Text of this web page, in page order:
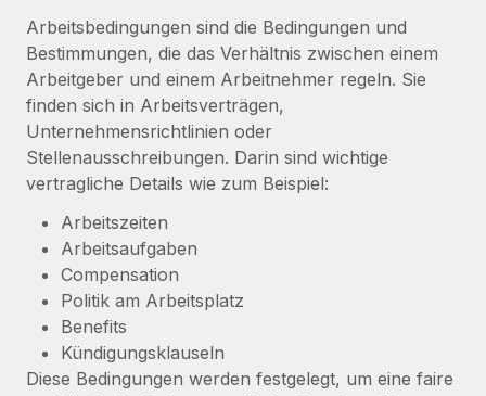
Freelancer:innen
PEO
Auslagern von komplexen HR-Aufgaben
INFRASTRUKTUR
Plattform
Integrierte HR-Kernfunktionen für dein Team
Verknüpfen Neu
Verknüpfung beliebiger KI-Tools mit Remote über unser
WACHSTUMSPHASE
Startups
Agile HR- und Payroll-Lösungen für wachsende
Unternehmen
Mittelstand
Maßgeschneiderte HR-Lösungen, um Teams zu
vergrößern
Enterprise
Globale HR für Konzerne und Großunternehmen
PARTNER WERDEN
Gesamtbeschäftigungskosten
Honorarzahlungen berechnen
Informationen zu möglichen Währungen und
Abwicklungsfristen für globale Freelancer:innen
LERNEN MIT REMOTE
Forschung und Leitfäden
Fallstudien
Checklisten und Vorlagen
Nederlands
Français
Deutsch
Español
Italiano
Português (Portugal)
日本語
Anmelden
Arbeitsbedingungen sind die Bedingungen und
Bestimmungen, die das Verhältnis zwischen einem
Arbeitgeber und einem Arbeitnehmer regeln. Sie
finden sich in Arbeitsverträgen,
Unternehmensrichtlinien oder
Stellenausschreibungen. Darin sind wichtige
vertragliche Details wie zum Beispiel:
Arbeitszeiten
Arbeitsaufgaben
Compensation
Politik am Arbeitsplatz
Benefits
Kündigungsklauseln
Diese Bedingungen werden festgelegt, um eine faire